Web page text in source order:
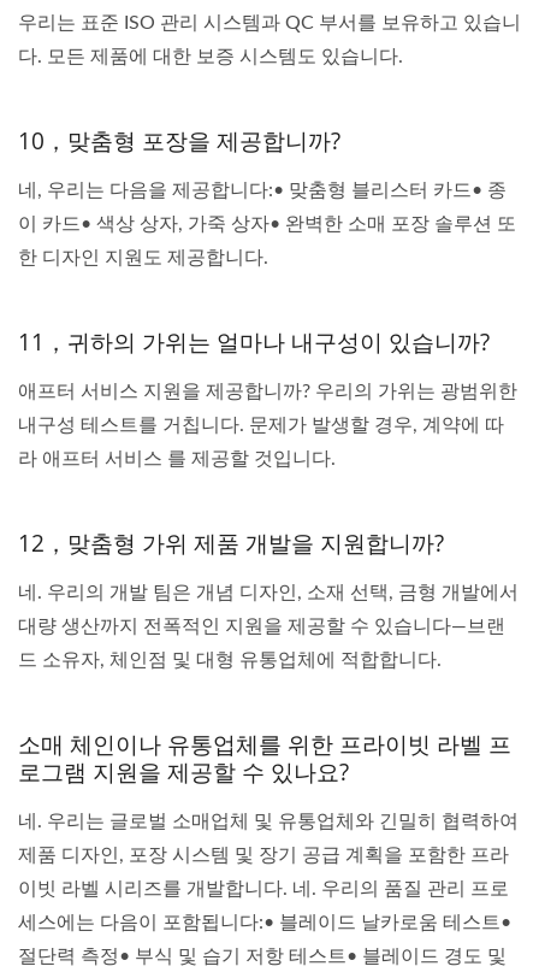
우리는 표준 ISO 관리 시스템과 QC 부서를 보유하고 있습니
다. 모든 제품에 대한 보증 시스템도 있습니다.
10，맞춤형 포장을 제공합니까?
네, 우리는 다음을 제공합니다:• 맞춤형 블리스터 카드• 종
이 카드• 색상 상자, 가죽 상자• 완벽한 소매 포장 솔루션 또
한 디자인 지원도 제공합니다.
11，귀하의 가위는 얼마나 내구성이 있습니까?
애프터 서비스 지원을 제공합니까? 우리의 가위는 광범위한
내구성 테스트를 거칩니다. 문제가 발생할 경우, 계약에 따
라 애프터 서비스 를 제공할 것입니다.
12，맞춤형 가위 제품 개발을 지원합니까?
네. 우리의 개발 팀은 개념 디자인, 소재 선택, 금형 개발에서
대량 생산까지 전폭적인 지원을 제공할 수 있습니다—브랜
드 소유자, 체인점 및 대형 유통업체에 적합합니다.
소매 체인이나 유통업체를 위한 프라이빗 라벨 프
로그램 지원을 제공할 수 있나요?
네. 우리는 글로벌 소매업체 및 유통업체와 긴밀히 협력하여
제품 디자인, 포장 시스템 및 장기 공급 계획을 포함한 프라
이빗 라벨 시리즈를 개발합니다. 네. 우리의 품질 관리 프로
세스에는 다음이 포함됩니다:• 블레이드 날카로움 테스트•
절단력 측정• 부식 및 습기 저항 테스트• 블레이드 경도 및